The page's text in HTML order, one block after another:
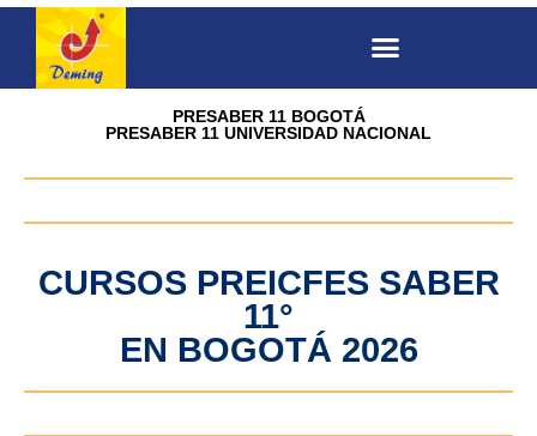
PRESABER 11 BOGOTÁ
PRESABER 11 UNIVERSIDAD NACIONAL
CURSOS PREICFES SABER
11°
EN BOGOTÁ 2026